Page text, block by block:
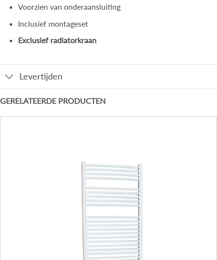
Voorzien van onderaansluiting
Inclusief montageset
Exclusief radiatorkraan
Levertijden
GERELATEERDE PRODUCTEN